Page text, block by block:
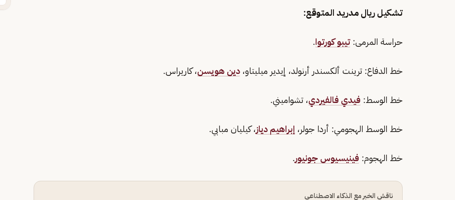
تشكيل ريال مدريد المتوقع:
حراسة المرمى: تيبو كورتوا.
خط الدفاع: ترينت ألكسندر أرنولد، إيدير ميليتاو، دين هويسن، كاريراس.
خط الوسط: فيدي فالفيردي، تشواميني.
خط الوسط الهجومي: أردا جولر، إبراهيم دياز، كيليان مبابي.
خط الهجوم: فينيسيوس جونيور.
ناقش الخبر مع الذكاء الاصطناعي